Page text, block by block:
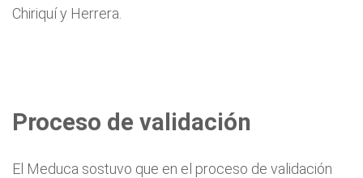
Chiriquí y Herrera.
Proceso de validación
El Meduca sostuvo que en el proceso de validación